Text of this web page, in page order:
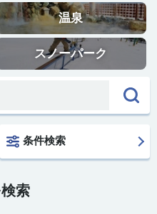
温泉
スノーパーク
条件検索
索